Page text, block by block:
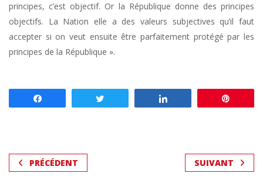
principes, c’est objectif. Or la République donne des principes
objectifs. La Nation elle a des valeurs subjectives qu’il faut
accepter si on veut ensuite être parfaitement protégé par les
principes de la République ».
PRÉCÉDENT SUIVANT